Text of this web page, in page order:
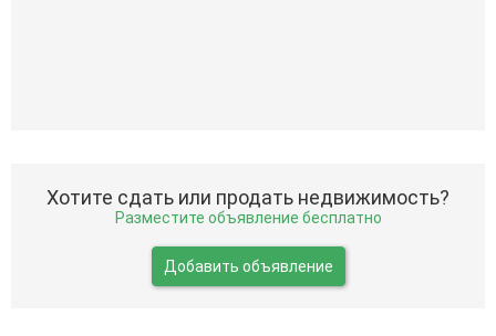
Хотите сдать или продать недвижимость?
Разместите объявление бесплатно
Добавить объявление